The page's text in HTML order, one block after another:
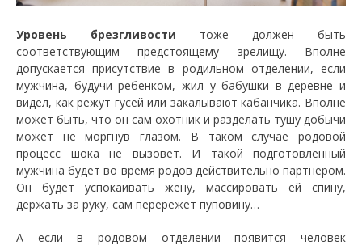
Уровень брезгливости тоже должен быть
соответствующим предстоящему зрелищу. Вполне
допускается присутствие в родильном отделении, если
мужчина, будучи ребенком, жил у бабушки в деревне и
видел, как режут гусей или закалывают кабанчика. Вполне
может быть, что он сам охотник и разделать тушу добычи
может не моргнув глазом. В таком случае родовой
процесс шока не вызовет. И такой подготовленный
мужчина будет во время родов действительно партнером.
Он будет успокаивать жену, массировать ей спину,
держать за руку, сам перережет пуповину…
А если в родовом отделении появится человек